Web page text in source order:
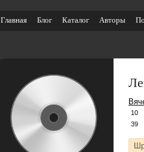
Главная Блог Каталог Авторы
10
39